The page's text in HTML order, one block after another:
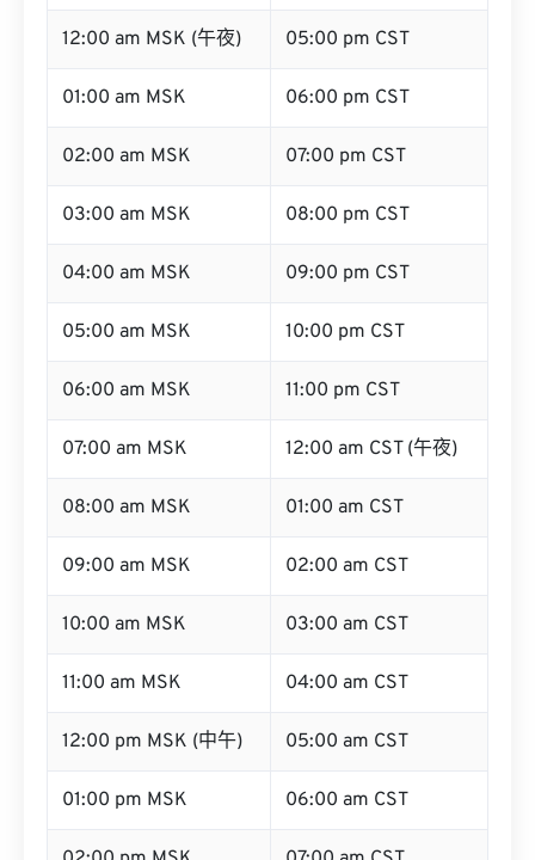
12:00 am MSK (午夜) 05:00 pm CST
01:00 am MSK 06:00 pm CST
02:00 am MSK 07:00 pm CST
03:00 am MSK 08:00 pm CST
04:00 am MSK 09:00 pm CST
05:00 am MSK 10:00 pm CST
06:00 am MSK 11:00 pm CST
07:00 am MSK 12:00 am CST (午夜)
08:00 am MSK 01:00 am CST
09:00 am MSK 02:00 am CST
10:00 am MSK 03:00 am CST
11:00 am MSK 04:00 am CST
12:00 pm MSK (中午) 05:00 am CST
01:00 pm MSK 06:00 am CST